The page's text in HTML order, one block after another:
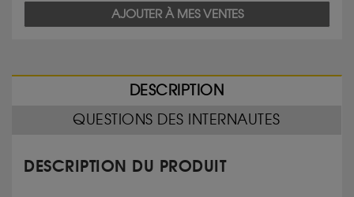
AJOUTER À MES VENTES
DESCRIPTION
QUESTIONS DES INTERNAUTES
DESCRIPTION DU PRODUIT